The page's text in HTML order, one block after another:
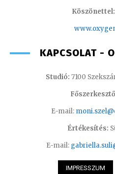
KAPCSOLAT -
Studió: 7100
E-mail:
Értékesítés:
E-mail:
IMPRESSZUM